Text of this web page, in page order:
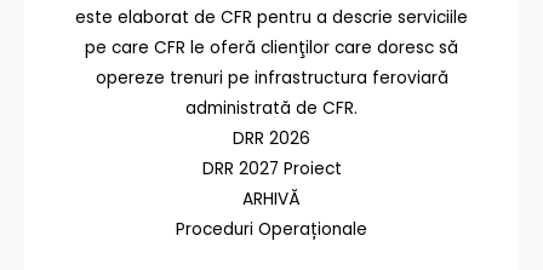
este elaborat de CFR pentru a descrie serviciile
pe care CFR le oferă clienţilor care doresc să
opereze trenuri pe infrastructura feroviară
administrată de CFR.
DRR 2026
DRR 2027 Proiect
ARHIVĂ
Proceduri Operaționale